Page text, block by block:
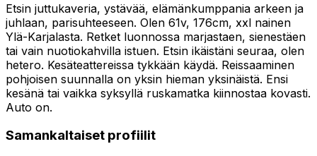
Etsin juttukaveria, ystävää, elämänkumppania arkeen ja
juhlaan, parisuhteeseen. Olen 61v, 176cm, xxl nainen
Ylä-Karjalasta. Retket luonnossa marjastaen, sienestäen
tai vain nuotiokahvilla istuen. Etsin ikäistäni seuraa, olen
hetero. Kesäteattereissa tykkään käydä. Reissaaminen
pohjoisen suunnalla on yksin hieman yksinäistä. Ensi
kesänä tai vaikka syksyllä ruskamatka kiinnostaa kovasti.
Auto on.
Samankaltaiset profiilit